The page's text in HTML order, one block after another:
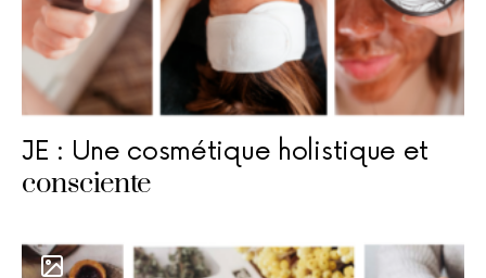
JE : Une cosmétique holistique et
consciente